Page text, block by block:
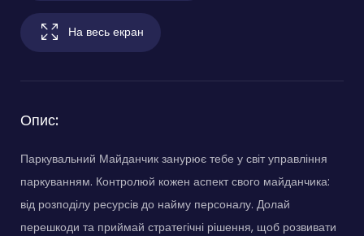
На весь екран
Опис:
Паркувальний Майданчик занурює тебе у світ управління
паркуванням. Контролюй кожен аспект свого майданчика:
від розподілу ресурсів до найму персоналу. Долай
перешкоди та приймай стратегічні рішення, щоб розвивати